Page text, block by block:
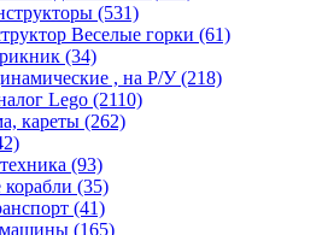
(531)
Веселые горки (61)
(34)
, на Р/У(218)
Lego (2110)
кареты (262)
(93)
(35)
(41)
(165)